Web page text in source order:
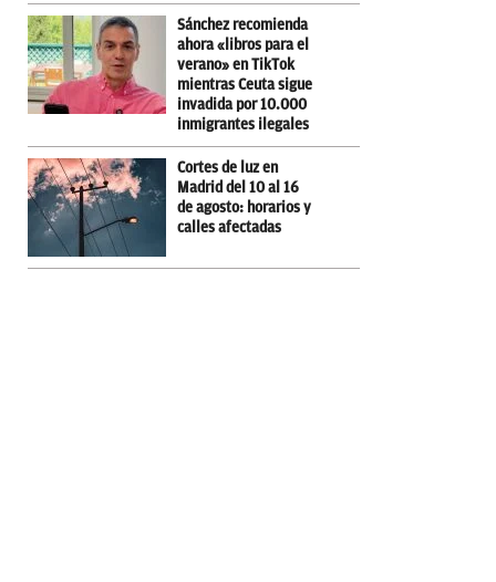
Sánchez recomienda
ahora «libros para el
verano» en TikTok
mientras Ceuta sigue
invadida por 10.000
inmigrantes ilegales
Cortes de luz en
Madrid del 10 al 16
de agosto: horarios y
calles afectadas